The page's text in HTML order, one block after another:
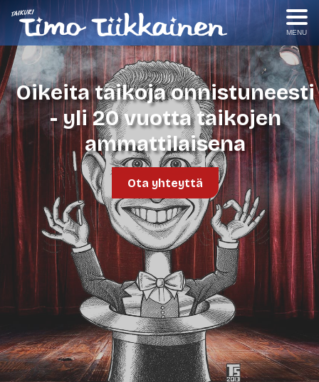
MENU
Oikeita taikoja onnistuneesti
- yli 20 vuotta taikojen
ammattilaisena
Ota yhteyttä